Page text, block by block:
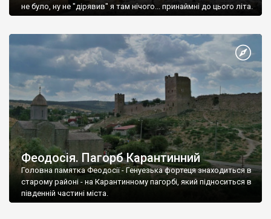
не було, ну не "дірявив" я там нічого... принаймні до цього літа.
Феодосія. Пагорб Карантинний
Головна памятка Феодосії - Генуезька фортеця знаходиться в
старому районі - на Карантинному пагорбі, який підноситься в
південній частині міста.